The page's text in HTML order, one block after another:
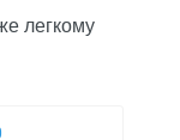
легкому